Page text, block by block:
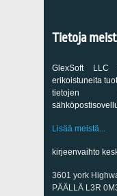
Tietoja
GlexSoft LLC
erikoistuneita
tietojen
Lisää meistä...
kirjeenvaihto
3601 york
PÄÄLLÄ L3R